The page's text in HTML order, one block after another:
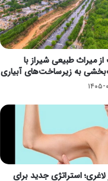
میراث طبیعی شیراز با
به زیرساخت‌های آبیاری
۰۵-۱۶
لاغری؛ استراتژی جدید برای